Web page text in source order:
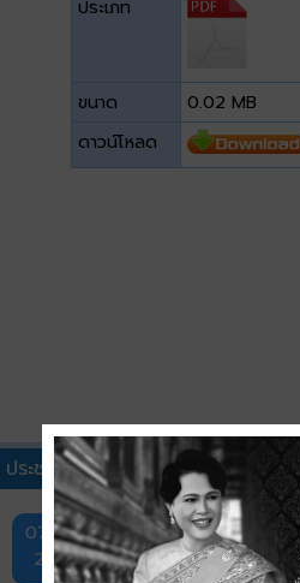
ประเภท
ขนาด
0.02 MB
ดาวน์โหลด
ประชาสัมพันธ์เทศบาลอื่นๆ
07 ส.ค.
2569
กิจกรรมการออกหน่วยบริ